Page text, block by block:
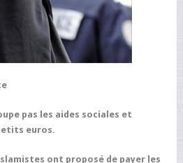
pas les aides sociales et
euros.
ont proposé de payer les